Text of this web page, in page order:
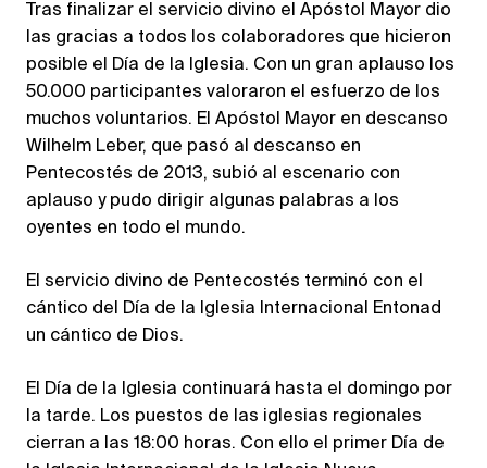
Tras finalizar el servicio divino el Apóstol Mayor dio
las gracias a todos los colaboradores que hicieron
posible el Día de la Iglesia. Con un gran aplauso los
50.000 participantes valoraron el esfuerzo de los
muchos voluntarios. El Apóstol Mayor en descanso
Wilhelm Leber, que pasó al descanso en
Pentecostés de 2013, subió al escenario con
aplauso y pudo dirigir algunas palabras a los
oyentes en todo el mundo.
El servicio divino de Pentecostés terminó con el
cántico del Día de la Iglesia Internacional Entonad
un cántico de Dios.
El Día de la Iglesia continuará hasta el domingo por
la tarde. Los puestos de las iglesias regionales
cierran a las 18:00 horas. Con ello el primer Día de